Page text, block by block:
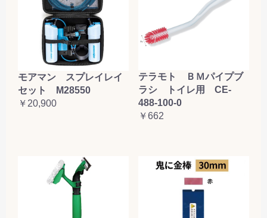
モアマン スプレイレイ
セット M28550
￥20,900
テラモト ＢＭパイプブ
ラシ トイレ用 CE-
488-100-0
￥662